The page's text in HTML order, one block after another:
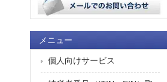
メニュー
個人向けサービス